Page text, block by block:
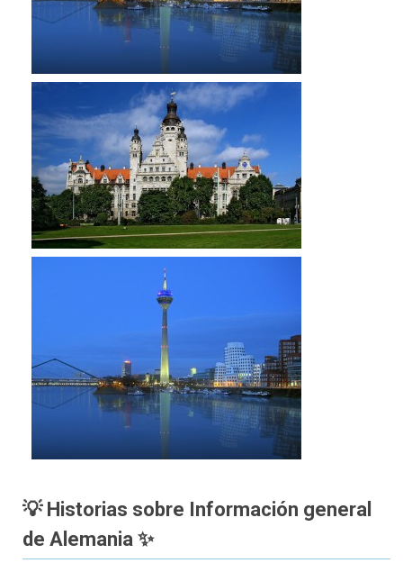
💡 Historias sobre Información general
de Alemania ✨